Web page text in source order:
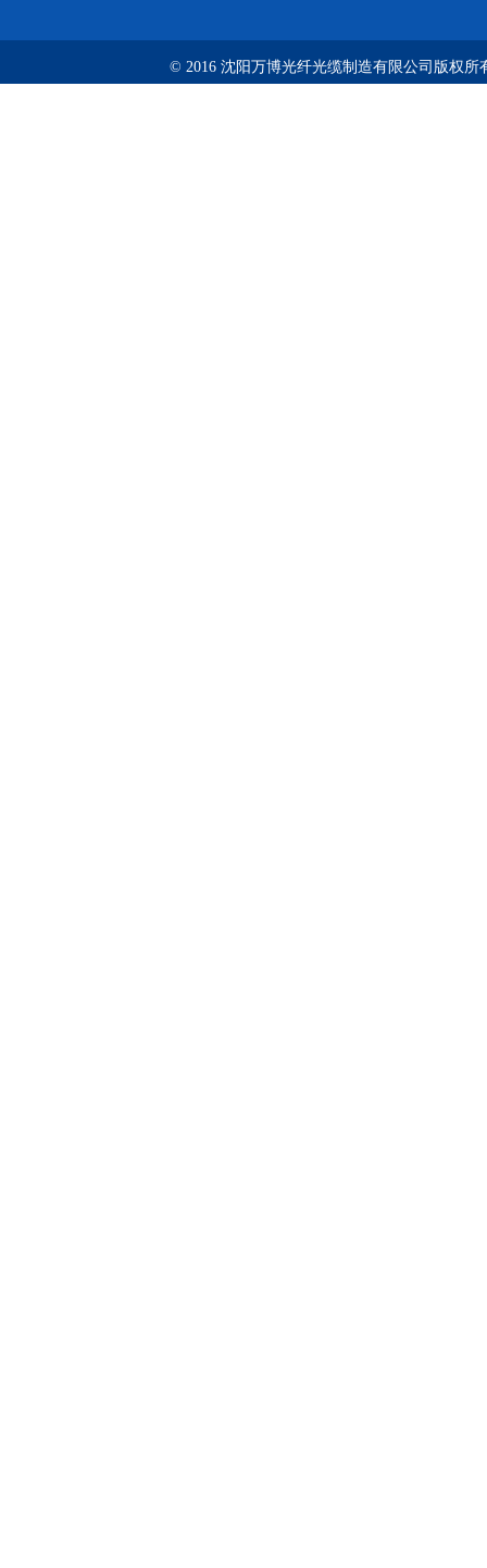
© 2016 沈阳万博光纤光缆制造有限公司版权所